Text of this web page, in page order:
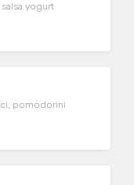
yogurt
pomodorini